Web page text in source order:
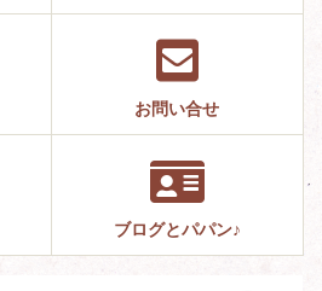
お問い合せ
ブログとパパン♪